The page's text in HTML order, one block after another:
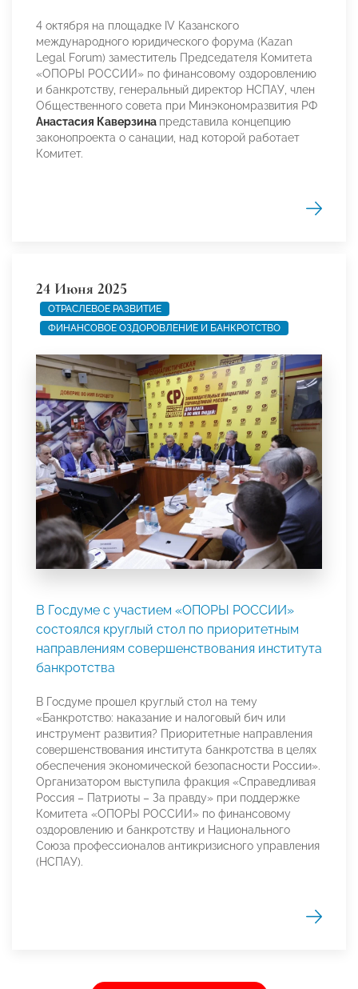
4 октября на площадке IV Казанского
международного юридического форума (Kazan
Legal Forum) заместитель Председателя Комитета
«ОПОРЫ РОССИИ» по финансовому оздоровлению
и банкротству, генеральный директор НСПАУ, член
Общественного совета при Минэкономразвития РФ
Анастасия Каверзина представила концепцию
законопроекта о санации, над которой работает
Комитет.
24 Июня 2025
ОТРАСЛЕВОЕ РАЗВИТИЕ
ФИНАНСОВОЕ ОЗДОРОВЛЕНИЕ И БАНКРОТСТВО
В Госдуме с участием «ОПОРЫ РОССИИ»
состоялся круглый стол по приоритетным
направлениям совершенствования института
банкротства
В Госдуме прошел круглый стол на тему
«Банкротство: наказание и налоговый бич или
инструмент развития? Приоритетные направления
совершенствования института банкротства в целях
обеспечения экономической безопасности России».
Организатором выступила фракция «Справедливая
Россия – Патриоты – За правду» при поддержке
Комитета «ОПОРЫ РОССИИ» по финансовому
оздоровлению и банкротству и Национального
Союза профессионалов антикризисного управления
(НСПАУ).